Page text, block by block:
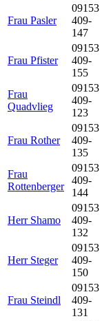
Frau Pasler
09153
409-
147
Frau Pfister
09153
409-
155
Frau
Quadvlieg
09153
409-
123
Frau Rother
09153
409-
135
Frau
Rottenberger
09153
409-
144
Herr Shamo
09153
409-
132
Herr Steger
09153
409-
150
Frau Steindl
09153
409-
131